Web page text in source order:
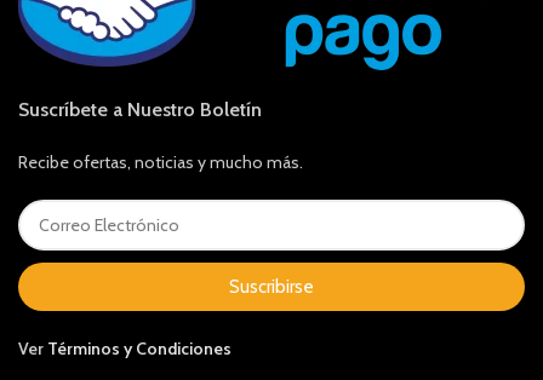
Suscríbete a Nuestro Boletín
Recibe ofertas, noticias y mucho más.
Suscribirse
Ver Términos y Condiciones